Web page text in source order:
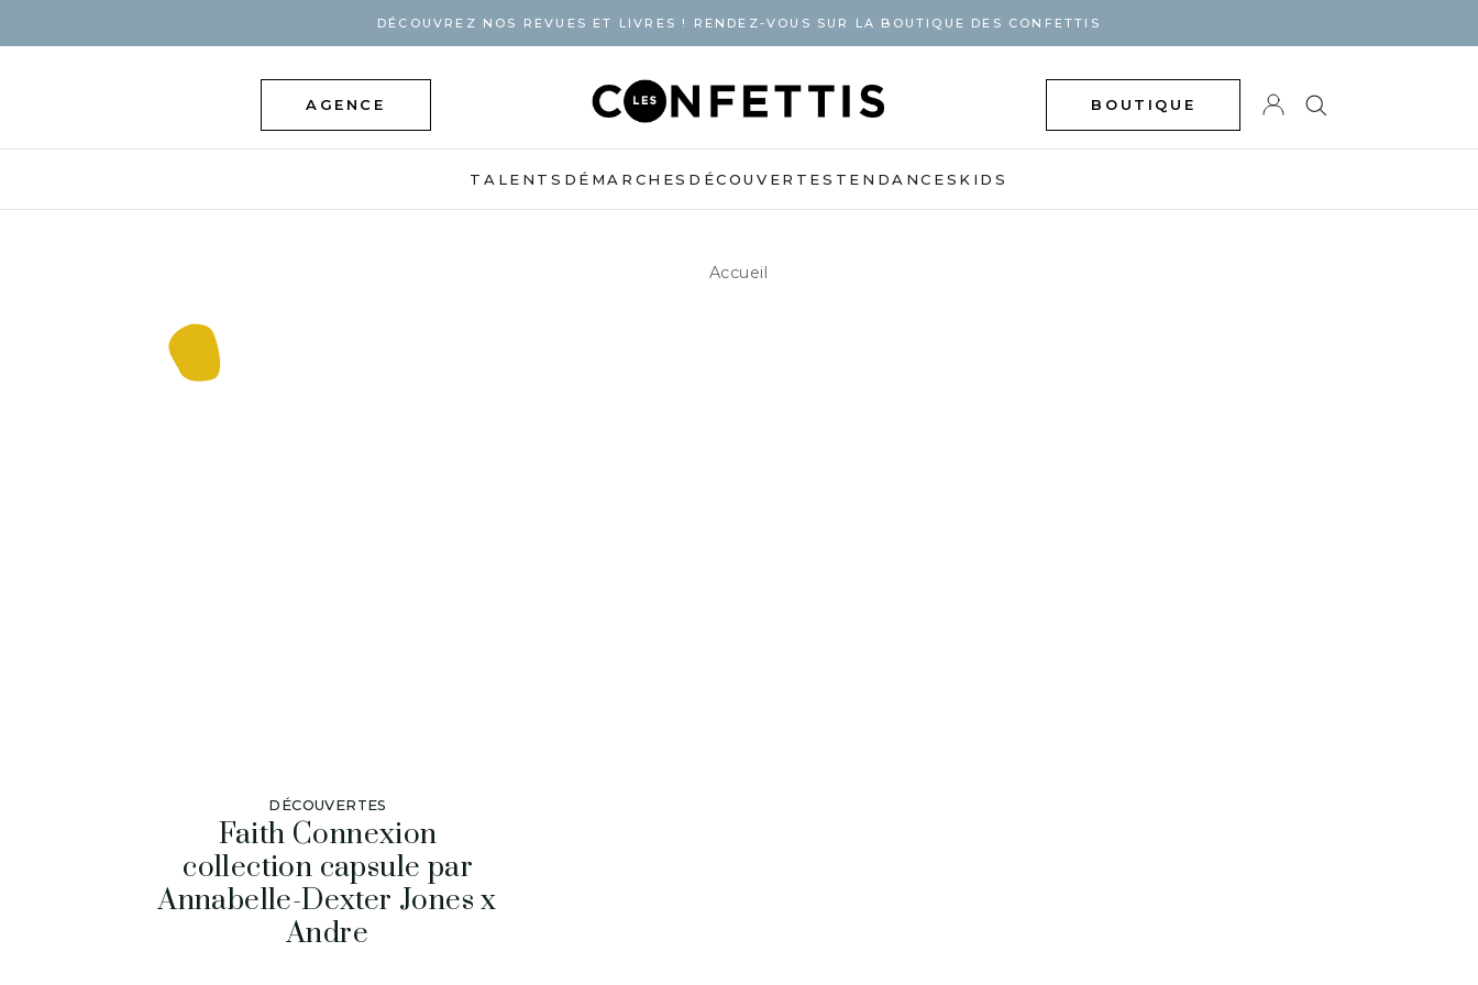
DÉCOUVREZ NOS REVUES ET LIVRES ! RENDEZ-VOUS SUR LA BOUTIQUE DES CONFETTIS
AGENCE BOUTIQUE
TALENTS DÉMARCHES DÉCOUVERTES TENDANCES KIDS
Accueil
DÉCOUVERTES
Faith Connexion
collection capsule par
Annabelle-Dexter Jones x
Andre